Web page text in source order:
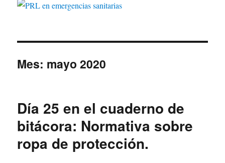
Mes: mayo 2020
Día 25 en el cuaderno de
bitácora: Normativa sobre
ropa de protección.